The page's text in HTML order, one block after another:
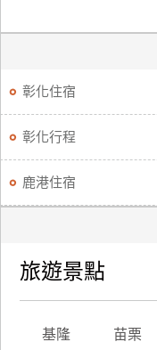
彰化住宿
彰化行程
鹿港住宿
旅遊景點
基隆 苗栗